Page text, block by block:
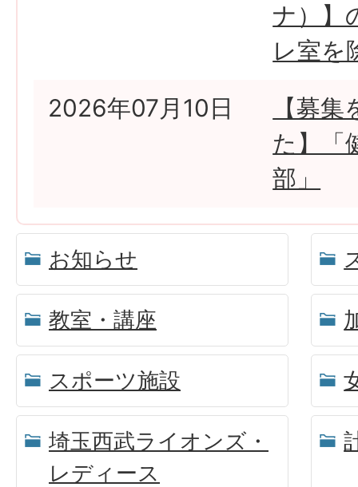
ナ）】
レ室を
2026年07月10日
【募
た】「
部」
お知らせ
教室・講座
スポーツ施設
埼玉西武ライオンズ・
レディース